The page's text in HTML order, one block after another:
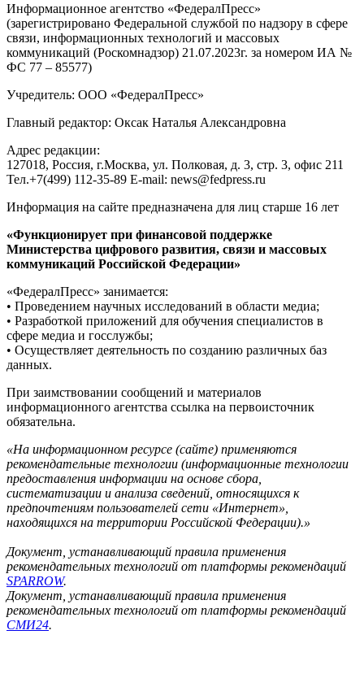
Информационное агентство «ФедералПресс»
(зарегистрировано Федеральной службой по надзору в сфере
связи, информационных технологий и массовых
коммуникаций (Роскомнадзор) 21.07.2023г. за номером ИА №
ФС 77 – 85577)
Учредитель: ООО «ФедералПресс»
Главный редактор: Оксак Наталья Александровна
Адрес редакции:
127018, Россия, г.Москва, ул. Полковая, д. 3, стр. 3, офис 211
Тел.+7(499) 112-35-89 E-mail: news@fedpress.ru
Информация на сайте предназначена для лиц старше 16 лет
«Функционирует при финансовой поддержке
Министерства цифрового развития, связи и массовых
коммуникаций Российской Федерации»
«ФедералПресс» занимается:
• Проведением научных исследований в области медиа;
• Разработкой приложений для обучения специалистов в
сфере медиа и госслужбы;
• Осуществляет деятельность по созданию различных баз
данных.
При заимствовании сообщений и материалов
информационного агентства ссылка на первоисточник
обязательна.
«На информационном ресурсе (сайте) применяются
рекомендательные технологии (информационные технологии
предоставления информации на основе сбора,
систематизации и анализа сведений, относящихся к
предпочтениям пользователей сети «Интернет»,
находящихся на территории Российской Федерации).»
Документ, устанавливающий правила применения
рекомендательных технологий от платформы рекомендаций
SPARROW.
Документ, устанавливающий правила применения
рекомендательных технологий от платформы рекомендаций
СМИ24.